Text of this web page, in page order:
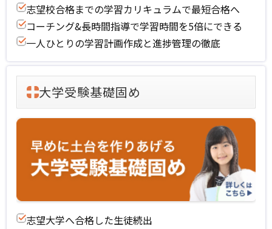
志望校合格までの学習カリキュラムで最短合格へ
コーチング&長時間指導で学習時間を5倍にできる
一人ひとりの学習計画作成と進捗管理の徹底
大学受験基礎固め
志望大学へ合格した生徒続出